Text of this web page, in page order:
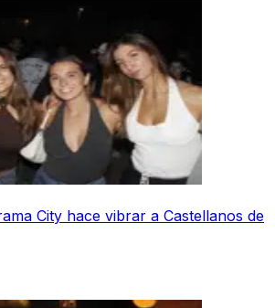
City hace vibrar a Castellanos de